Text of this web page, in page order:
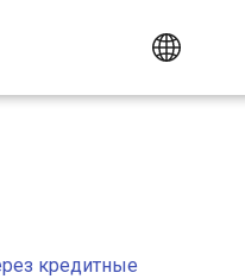
English
кредитные